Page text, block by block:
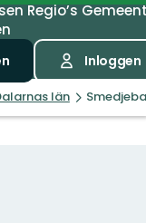
Regio’s
Inloggen
län